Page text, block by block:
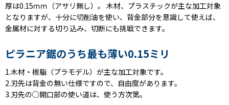
厚は0.15ｍｍ（アサリ無し）。 木材、プラスチックが主な加工対象
となりますが、十分に切削油を使い、背金部分を意識して使えば、
金属材に対する切り込み、切断にも挑戦できます。
ピラニア鋸のうち最も薄い0.15ミリ
1.木材・樹脂（プラモデル）が主な加工対象です。
2.刃先は背金の無い仕様ですので、自由度があります。
3.刃先の○開口部の使い道は、使う方次第。